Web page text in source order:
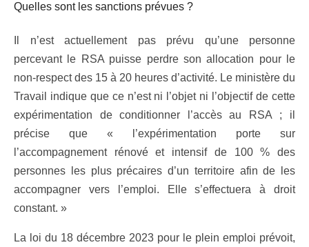
Quelles sont les sanctions prévues ?
Il n’est actuellement pas prévu qu’une personne
percevant le RSA puisse perdre son allocation pour le
non-respect des 15 à 20 heures d’activité. Le ministère du
Travail indique que ce n’est ni l’objet ni l’objectif de cette
expérimentation de conditionner l’accès au RSA ; il
précise que « l’expérimentation porte sur
l’accompagnement rénové et intensif de 100 % des
personnes les plus précaires d’un territoire afin de les
accompagner vers l’emploi. Elle s’effectuera à droit
constant. »
La loi du 18 décembre 2023 pour le plein emploi prévoit,